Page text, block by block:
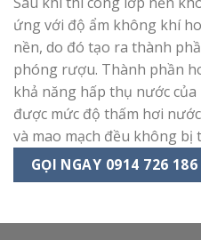
ứng với độ ẩm không khí
nền, do đó tạo ra thành
phóng rượu. Thành phần
khả năng hấp thụ nước
được mức độ thấm hơi
và mao mạch đều không bị
GỌI NGAY 0914 726 186